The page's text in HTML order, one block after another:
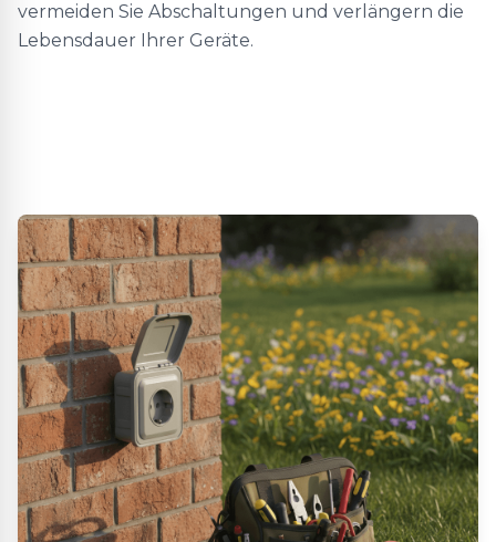
vermeiden Sie Abschaltungen und verlängern die
Lebensdauer Ihrer Geräte.